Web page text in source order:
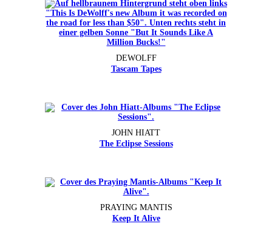
DEWOLFF
Tascam Tapes
JOHN HIATT
The Eclipse Sessions
PRAYING MANTIS
Keep It Alive